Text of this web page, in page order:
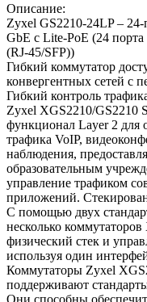
Описание:
Zyxel GS2210-24LP –
GbE с Lite-PoE (24
(RJ-45/SFP))
Гибкий коммутатор
конвергентных сетей с
Гибкий контроль
Zyxel XGS2210/GS2210
функционал Layer 2 для
трафика VoIP,
наблюдения,
образовательным
управление трафиком
приложений.
С помощью двух
несколько
физический стек и
используя один
Коммутаторы Zyxel
поддерживают
Они способны